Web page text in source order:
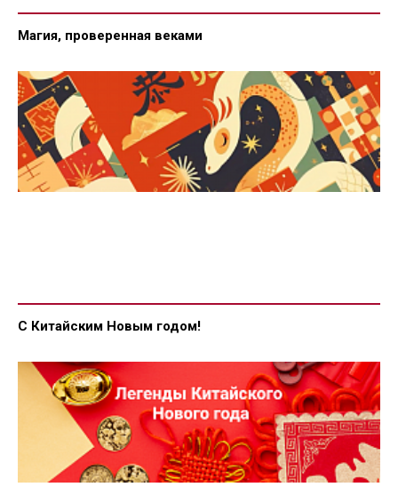
Магия, проверенная веками
С Китайским Новым годом!